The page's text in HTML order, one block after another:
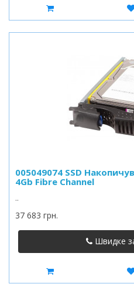
005049074 SSD
4Gb Fibre Channel
..
37 683 грн.
Швидке